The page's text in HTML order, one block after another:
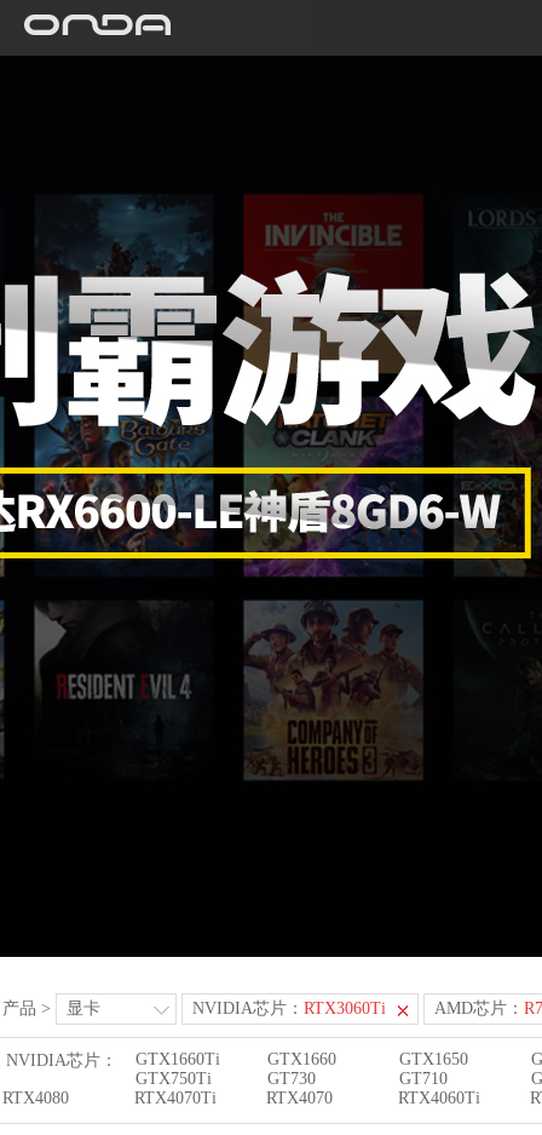
产品 > 显卡 NVIDIA芯片： RTX3060Ti AMD芯片：
NVIDIA芯片： GTX1660Ti GTX1660 GTX1650
GTX750Ti
GT730 GT710
RTX4080
RTX4070Ti RTX4070 RTX4060Ti